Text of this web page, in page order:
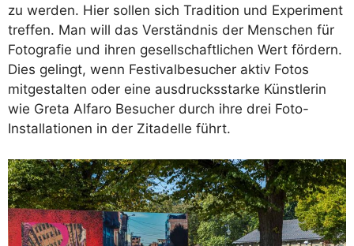
zu werden. Hier sollen sich Tradition und Experiment
treffen. Man will das Verständnis der Menschen für
Fotografie und ihren gesellschaftlichen Wert fördern.
Dies gelingt, wenn Festivalbesucher aktiv Fotos
mitgestalten oder eine ausdrucksstarke Künstlerin
wie Greta Alfaro Besucher durch ihre drei Foto-
Installationen in der Zitadelle führt.